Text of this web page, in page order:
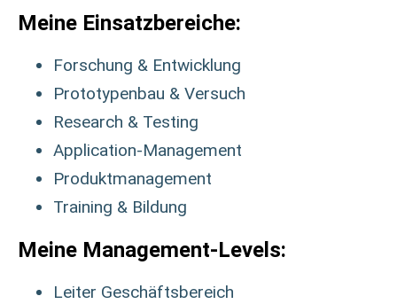
Meine Einsatzbereiche:
Forschung & Entwicklung
Prototypenbau & Versuch
Research & Testing
Application-Management
Produktmanagement
Training & Bildung
Meine Management-Levels:
Leiter Geschäftsbereich